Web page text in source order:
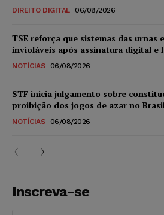
DIREITO DIGITAL 06/08/2026
TSE reforça que sistemas das urnas
invioláveis após assinatura digital e
NOTÍCIAS 06/08/2026
STF inicia julgamento sobre
proibição dos jogos de azar no Brasil
NOTÍCIAS 06/08/2026
Inscreva-se